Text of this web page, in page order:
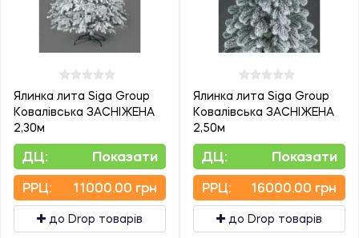
Ялинка лита Siga Group
Ковалівська ЗАСНІЖЕНА
2,30м
ДЦ: Показати
PPЦ: 11000.00 грн
до Drop товарів
Ялинка лита Siga Group
Ковалівська ЗАСНІЖЕНА
2,50м
ДЦ: Показати
PPЦ: 16000.00 грн
до Drop товарів